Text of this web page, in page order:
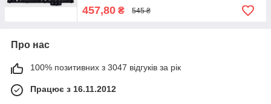
457,80 ₴ 545 ₴
Про нас
100% позитивних з 3047 відгуків за рік
Працює з 16.11.2012